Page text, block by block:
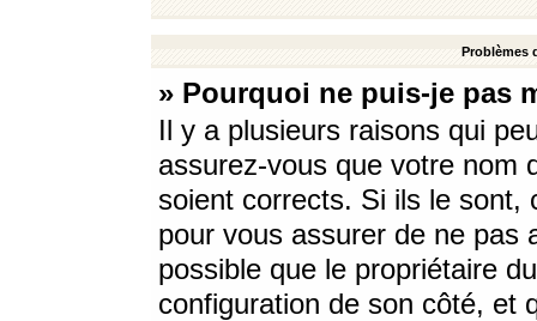
Problèmes
» Pourquoi ne puis-je pas
Il y a plusieurs raisons qui
assurez-vous que votre nom
soient corrects. Si ils le sont,
pour vous assurer de ne pas
possible que le propriétaire
configuration de son côté, et